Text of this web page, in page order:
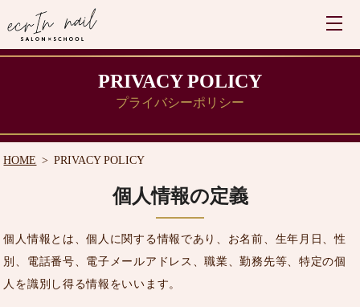
PRIVACY POLICY
プライバシーポリシー
HOME PRIVACY POLICY
個人情報の定義
個人情報とは、個人に関する情報であり、お名前、生年月日、性
別、電話番号、電子メールアドレス、職業、勤務先等、特定の個
人を識別し得る情報をいいます。